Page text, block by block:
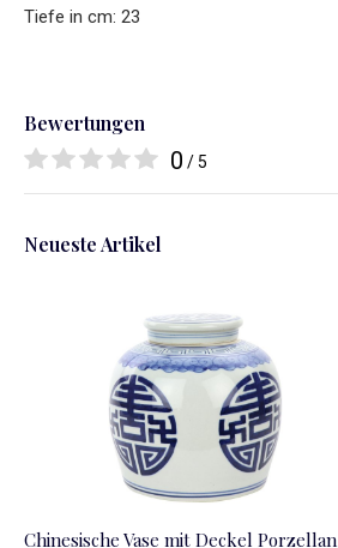
Tiefe in cm: 23
Bewertungen
0 / 5
Neueste Artikel
Chinesische Vase mit Deckel Porzellan